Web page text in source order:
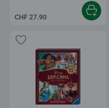
CHF 27.90